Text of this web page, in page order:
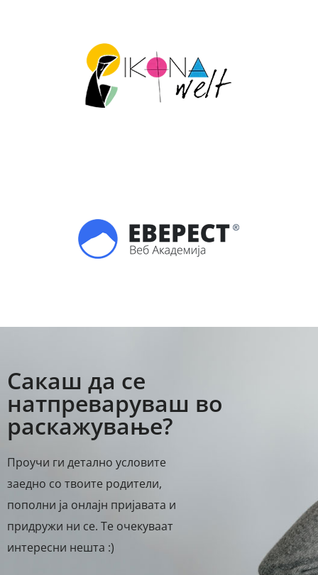
Сакаш да се
натпреваруваш во
раскажување?
Проучи ги детално условите
заедно со твоите родители,
пополни ја онлајн пријавата и
придружи ни се. Те очекуваат
интересни нешта :)